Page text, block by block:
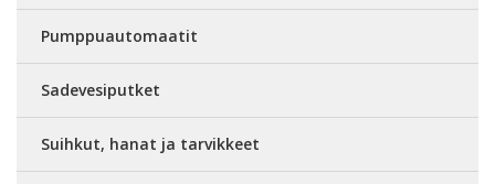
Pumppuautomaatit
Sadevesiputket
Suihkut, hanat ja tarvikkeet